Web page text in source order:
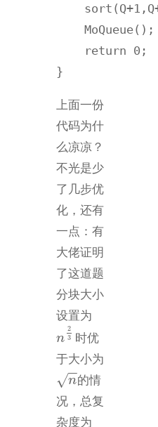
    MoQueue();
    return 0;
}
上面一份
代码为什
么凉凉？
不光是少
了几步优
化，还有
一点：有
大佬证明
了这道题
分块大小
设置为
n
2
3
n23 时优
于大小为
n
−
−
√
n
的情
况，总复
杂度为